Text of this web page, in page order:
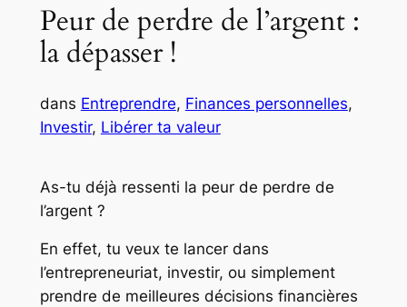
Peur de perdre de l’argent :
la dépasser !
dans Entreprendre, Finances personnelles
Investir, Libérer ta valeur
As-tu déjà ressenti la peur de perdre de
l’argent ?
En effet, tu veux te lancer dans
l’entrepreneuriat, investir, ou simplement
prendre de meilleures décisions financières